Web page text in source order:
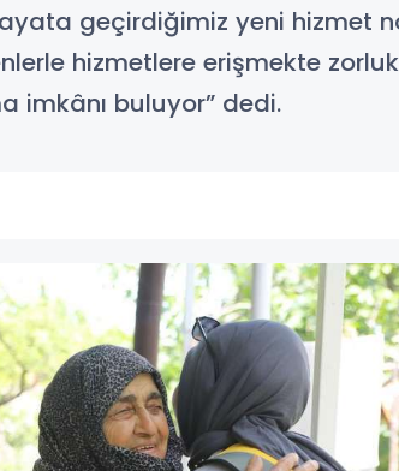
geçirdiğimiz yeni hizmet
hizmetlere erişmekte
imkânı buluyor” dedi.